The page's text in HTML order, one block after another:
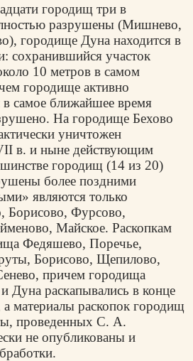
городищ три в
разрушены (Мишнево,
городище Дуна находится в
сохранившийся участок
10 метров в самом
городище активно
самое ближайшее время
На городище Бехово
уничтожен
в. и ныне действующим
городищ (14 из 20)
более поздними
являются только
Борисово, Фурсово,
Майское. Раскопкам
Федяшево, Поречье,
Борисово, Щепилово,
причем городища
Дуна раскапывались в конце
материалы раскопок городищ
проведенных С. А.
не опубликованы и